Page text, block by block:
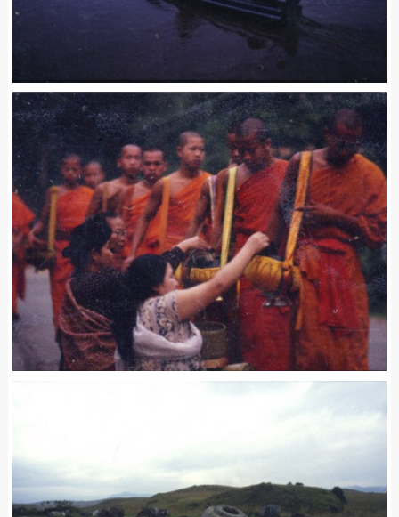
A10077A
ラオス / Laos
Leave a comment